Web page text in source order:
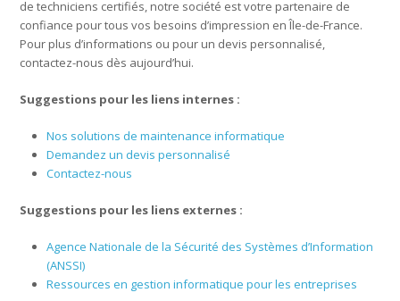
de techniciens certifiés, notre société est votre partenaire de
confiance pour tous vos besoins d’impression en Île-de-France.
Pour plus d’informations ou pour un devis personnalisé,
contactez-nous dès aujourd’hui.
Suggestions pour les liens internes :
Nos solutions de maintenance informatique
Demandez un devis personnalisé
Contactez-nous
Suggestions pour les liens externes :
Agence Nationale de la Sécurité des Systèmes d’Information
(ANSSI)
Ressources en gestion informatique pour les entreprises